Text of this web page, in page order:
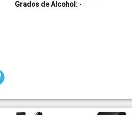
Grados de Alcohol: -